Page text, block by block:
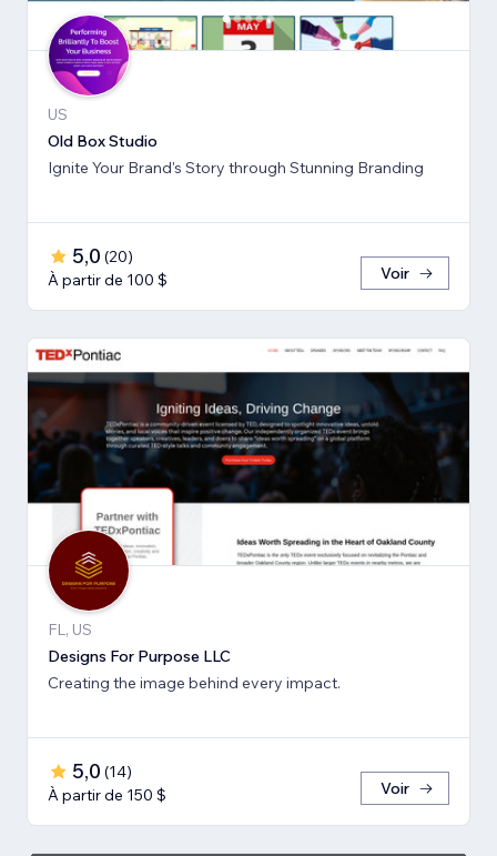
US
Old Box Studio
Ignite Your Brand's Story through Stunning Branding
5,0 (20)
À partir de 100 $
Voir
FL, US
Designs For Purpose LLC
Creating the image behind every impact.
5,0 (14)
À partir de 150 $
Voir